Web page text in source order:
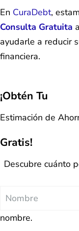
En CuraDebt,
Consulta Gratuita
ayudarle a reducir
financiera.
¡Obtén Tu
Estimación de
Gratis!
Descubre cuánto
Nombre
nombre.